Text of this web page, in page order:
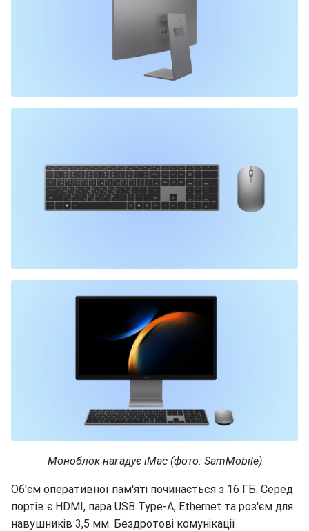
Моноблок нагадує iMac (фото: SamMobile)
Об'єм оперативної пам'яті починається з 16 ГБ. Серед
портів є HDMI, пара USB Type-A, Ethernet та роз'єм для
навушників 3,5 мм. Бездротові комунікації